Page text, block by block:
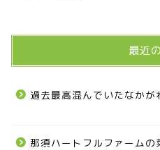
最近
過去最高混んでいたなかが
那須ハートフルファーム